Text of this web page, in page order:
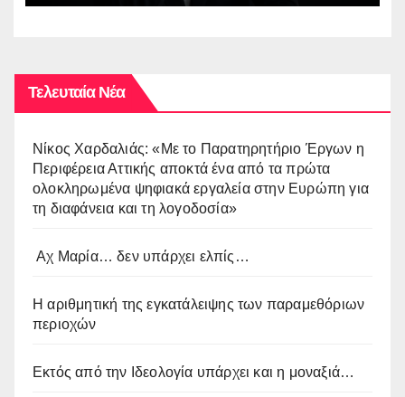
Τελευταία Νέα
Νίκος Χαρδαλιάς: «Με το Παρατηρητήριο Έργων η
Περιφέρεια Αττικής αποκτά ένα από τα πρώτα
ολοκληρωμένα ψηφιακά εργαλεία στην Ευρώπη για
τη διαφάνεια και τη λογοδοσία»
Αχ Μαρία… δεν υπάρχει ελπίς…
Η αριθμητική της εγκατάλειψης των παραμεθόριων
περιοχών
Εκτός από την Ιδεολογία υπάρχει και η μοναξιά…